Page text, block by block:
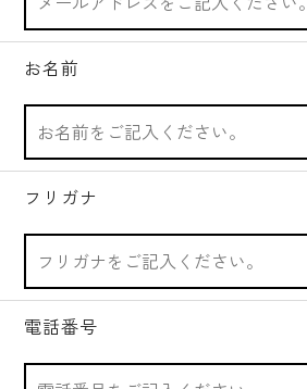
お名前
フリガナ
電話番号